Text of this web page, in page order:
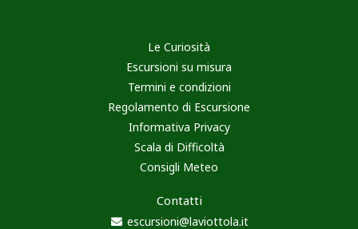
Le Curiosità
Escursioni su misura
Termini e condizioni
Regolamento di Escursione
Informativa Privacy
Scala di Difficoltà
Consigli Meteo
Contatti
escursioni@laviottola.it